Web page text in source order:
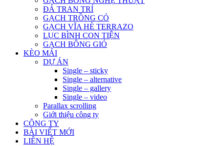
ĐÁ TRAN TRÍ
GẠCH TRỒNG CỎ
GẠCH VĨA HÈ TERRAZO
LỤC BÌNH CON TIỆN
GẠCH BÔNG GIÓ
KÈO MÁI
DỰ ÁN
Single – sticky
Single – alternative
Single – gallery
Single – video
Parallax scrolling
Giới thiệu công ty
CÔNG TY
BÀI VIẾT MỚI
LIÊN HỆ